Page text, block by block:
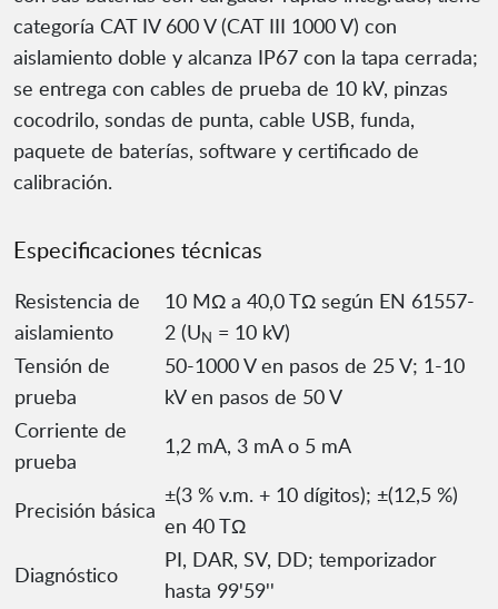
categoría CAT IV 600 V (CAT III 1000 V) con
aislamiento doble y alcanza IP67 con la tapa cerrada;
se entrega con cables de prueba de 10 kV, pinzas
cocodrilo, sondas de punta, cable USB, funda,
paquete de baterías, software y certificado de
calibración.
Especificaciones técnicas
Resistencia de
aislamiento
10 MΩ a 40,0 TΩ según EN 61557-
2 (UN = 10 kV)
Tensión de
prueba
50-1000 V en pasos de 25 V; 1-10
kV en pasos de 50 V
Corriente de
prueba
1,2 mA, 3 mA o 5 mA
Precisión básica
±(3 % v.m. + 10 dígitos); ±(12,5 %)
en 40 TΩ
Diagnóstico
PI, DAR, SV, DD; temporizador
hasta 99'59''